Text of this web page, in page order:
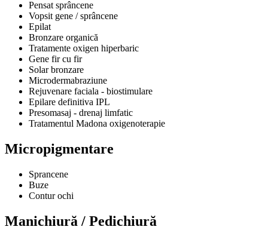
Pensat sprâncene
Vopsit gene / sprâncene
Epilat
Bronzare organică
Tratamente oxigen hiperbaric
Gene fir cu fir
Solar bronzare
Microdermabraziune
Rejuvenare faciala - biostimulare
Epilare definitiva IPL
Presomasaj - drenaj limfatic
Tratamentul Madona oxigenoterapie
Micropigmentare
Sprancene
Buze
Contur ochi
Manichiură / Pedichiură